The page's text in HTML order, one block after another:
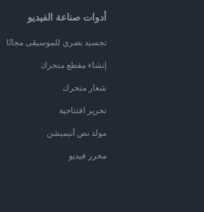
أدوات صناعة الفيديو
تجسيد بصري للموسيقى مجانًا
إنشاء مقطع متحرك
شعار متحرك
تحرير افتتاحية
مولد نص أنيميشن
محرر فيديو